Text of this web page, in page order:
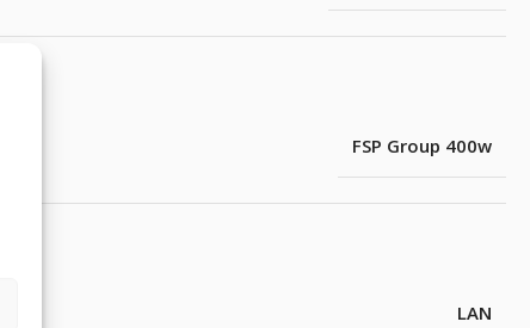
FSP Group 400w
LAN